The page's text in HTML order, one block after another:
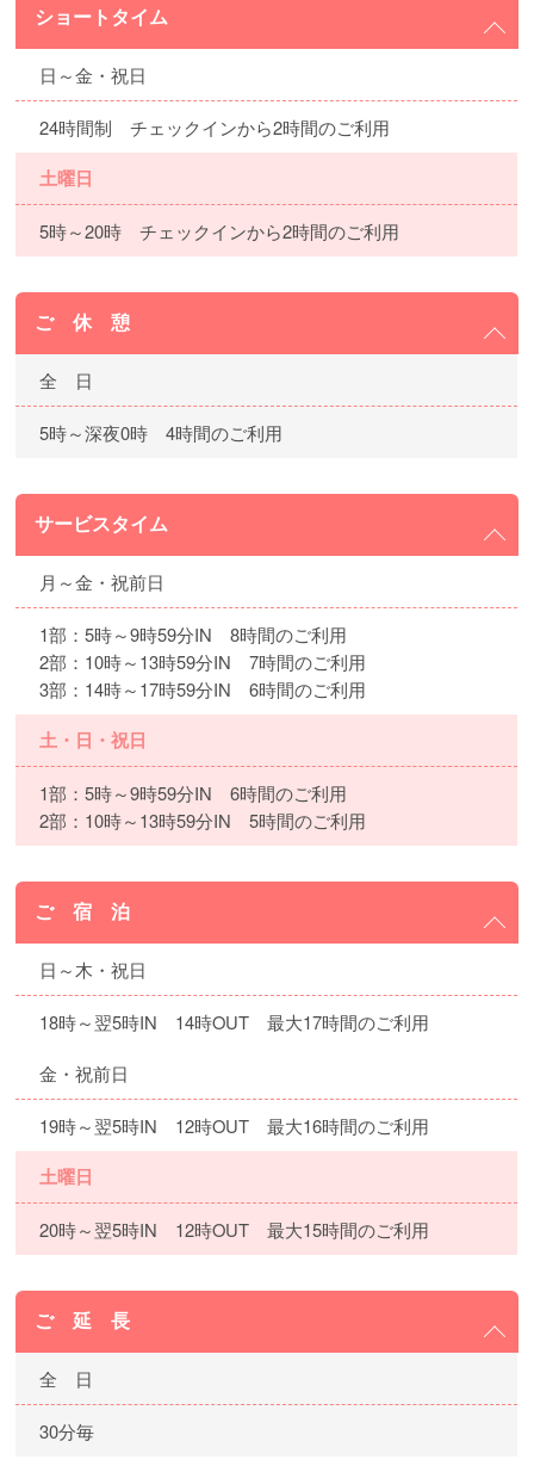
ショートタイム
日～金・祝日
24時間制 チェックインから2時間のご利用
土曜日
5時～20時 チェックインから2時間のご利用
ご 休 憩
全 日
5時～深夜0時 4時間のご利用
サービスタイム
月～金・祝前日
1部：5時～9時59分IN 8時間のご利用
2部：10時～13時59分IN 7時間のご利用
3部：14時～17時59分IN 6時間のご利用
土・日・祝日
1部：5時～9時59分IN 6時間のご利用
2部：10時～13時59分IN 5時間のご利用
ご 宿 泊
日～木・祝日
18時～翌5時IN 14時OUT 最大17時間のご利用
金・祝前日
19時～翌5時IN 12時OUT 最大16時間のご利用
土曜日
20時～翌5時IN 12時OUT 最大15時間のご利用
ご 延 長
全 日
30分毎